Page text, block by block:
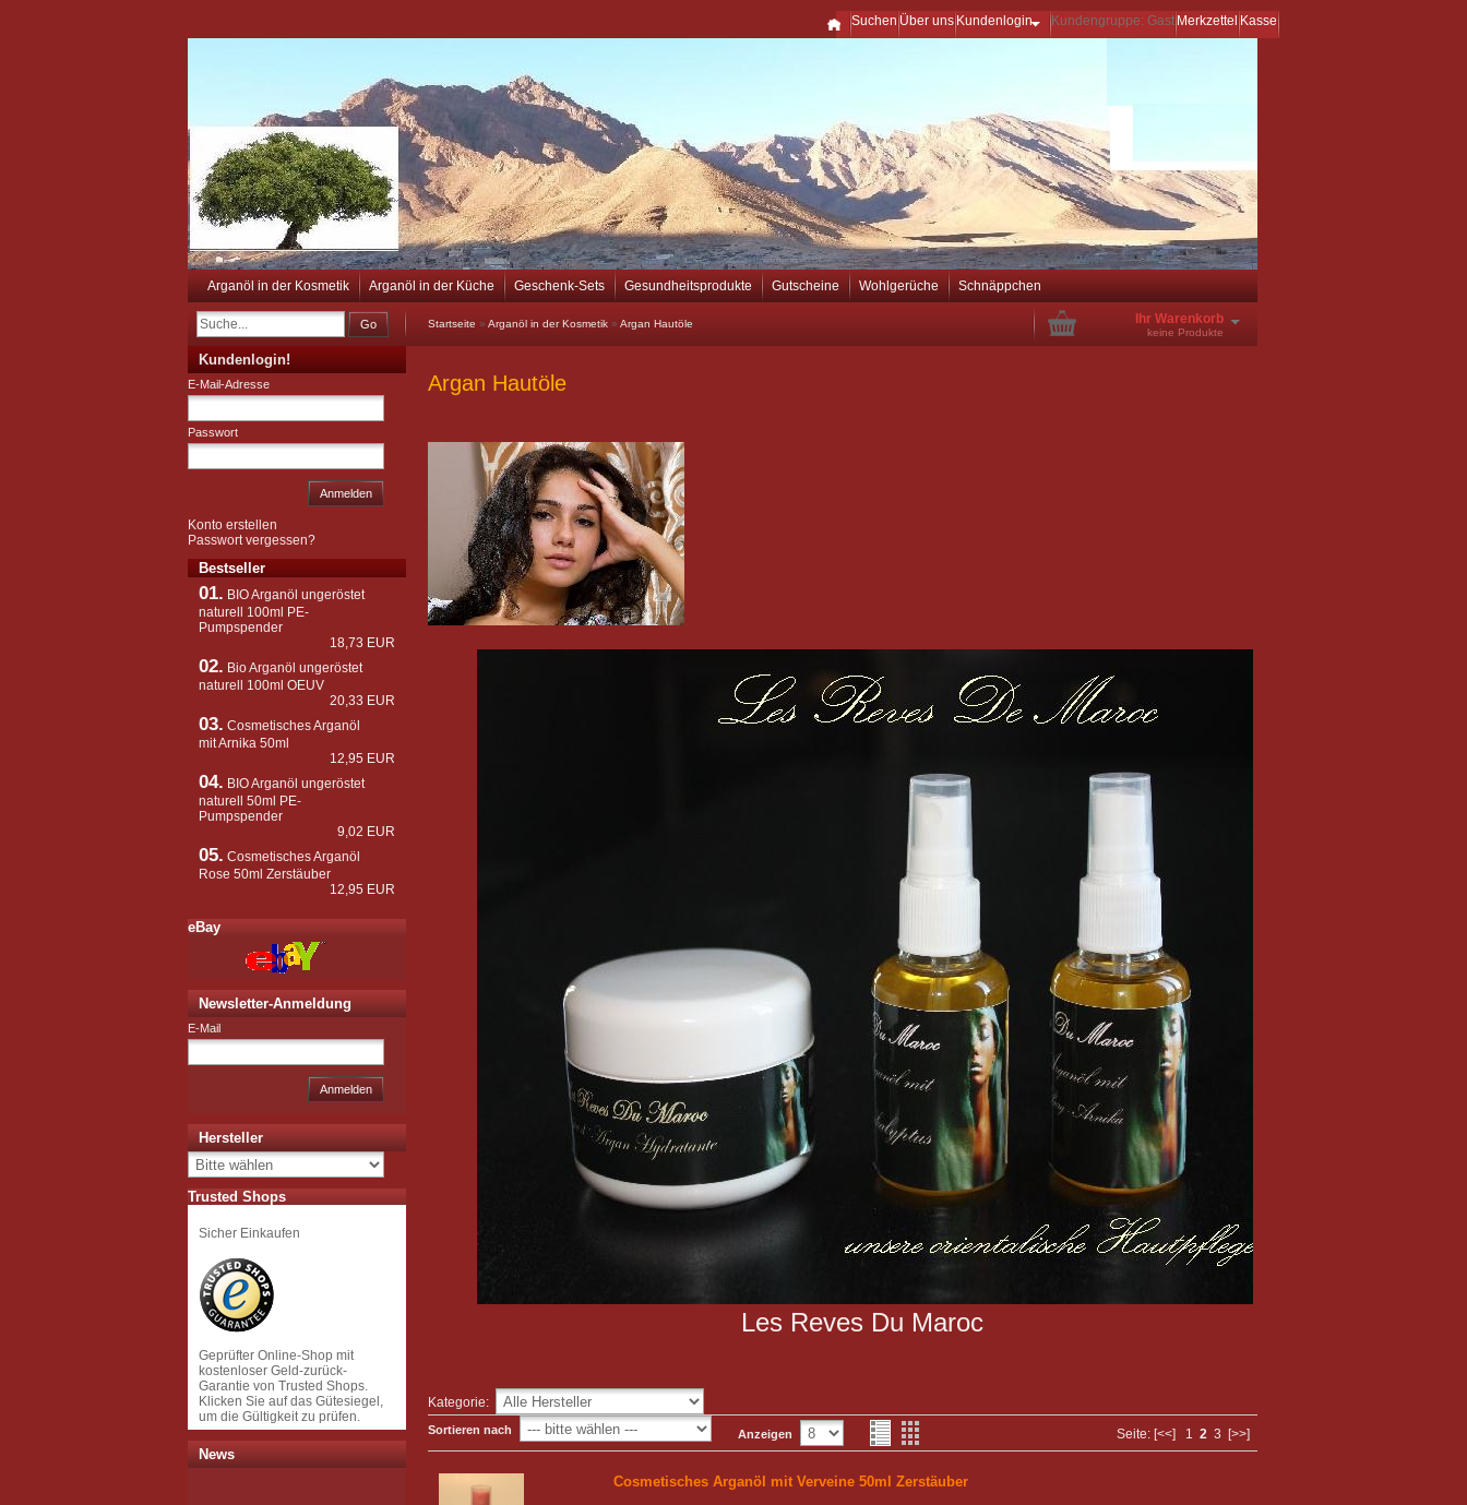
Suchen Über uns Kundenlogin Kundengruppe: Gast Merkzettel Kasse
Arganöl in der Kosmetik Arganöl in der Küche Geschenk-Sets Gesundheitsprodukte Gutscheine Wohlgerüche Schnäppchen
Go Startseite » Arganöl in der Kosmetik » Argan Hautöle Ihr Warenkorb
keine Produkte
Argan Hautöle
Les Reves Du Maroc
Kategorie:
Sortieren nach Anzeigen Seite: [<<] 1 2 3 [>>]
Cosmetisches Arganöl mit Verveine 50ml Zerstäuber
Kundenlogin!
E-Mail-Adresse
Passwort
Anmelden
Konto erstellen
Passwort vergessen?
Bestseller
01. BIO Arganöl ungeröstet
naturell 100ml PE-
Pumpspender
18,73 EUR
02. Bio Arganöl ungeröstet
naturell 100ml OEUV
20,33 EUR
03. Cosmetisches Arganöl
mit Arnika 50ml
12,95 EUR
04. BIO Arganöl ungeröstet
naturell 50ml PE-
Pumpspender
9,02 EUR
05. Cosmetisches Arganöl
Rose 50ml Zerstäuber
12,95 EUR
eBay
Newsletter-Anmeldung
E-Mail
Anmelden
Hersteller
Trusted Shops
Sicher Einkaufen
Geprüfter Online-Shop mit
kostenloser Geld-zurück-
Garantie von Trusted Shops.
Klicken Sie auf das Gütesiegel,
um die Gültigkeit zu prüfen.
News